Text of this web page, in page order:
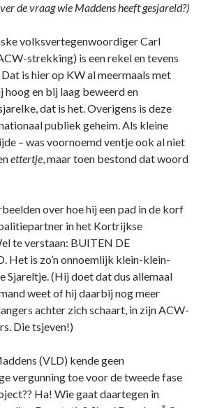
de vraag wie Maddens heeft gesjareld?)
volksvertegenwoordiger Carl
strekking) is een rekel en tevens
is hier op KW al meermaals met
hoog en bij laag beweerd en
dat is het. Overigens is deze
publiek geheim. Als kleine
– was voornoemd ventje ook al niet
ettertje, maar toen bestond dat woord
over hoe hij een pad in de korf
in het Kortrijkse
te verstaan: BUITEN DE
Het is zo’n onnoemlijk klein-klein-
Sjareltje. (Hij doet dat dus allemaal
weet of hij daarbij nog meer
achter zich schaart, in zijn ACW-
Die tsjeven!)
(VLD) kende geen
vergunning toe voor de tweede fase
Ha! Wie gaat daartegen in